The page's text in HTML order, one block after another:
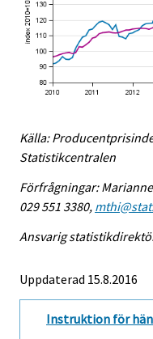
Källa:
Statistikcentralen
Förfrågningar:
029 551 3380,
Ansvarig
Uppdaterad 15.8.2016
Instruktion för